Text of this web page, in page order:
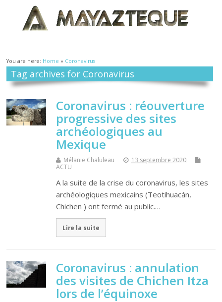
You are here: Home » Coronavirus
Tag archives for Coronavirus
Coronavirus : réouverture
progressive des sites
archéologiques au
Mexique
Mélanie Chaluleau
13 septembre 2020
ACTU
A la suite de la crise du coronavirus, les sites
archéologiques mexicains (Teotihuacán,
Chichen ) ont fermé au public.…
Lire la suite
Coronavirus : annulation
des visites de Chichen Itza
lors de l’équinoxe